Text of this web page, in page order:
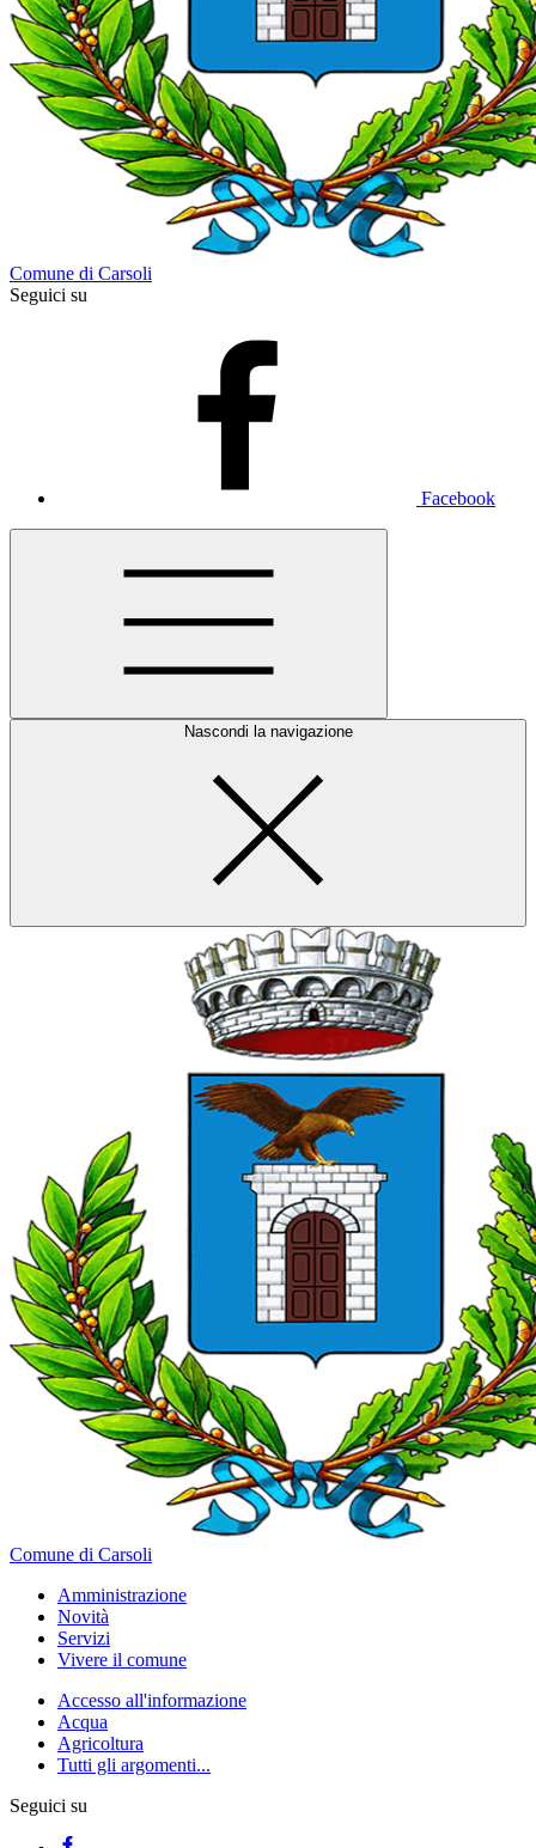
Comune di Carsoli
Seguici su
Facebook
Nascondi la navigazione
Comune di Carsoli
Amministrazione
Novità
Servizi
Vivere il comune
Accesso all'informazione
Acqua
Agricoltura
Tutti gli argomenti...
Seguici su